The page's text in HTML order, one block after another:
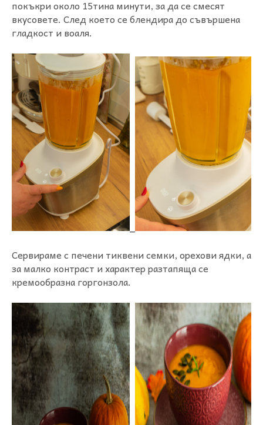
покъкри около 15тина минути, за да се смесят
вкусовете. След което се блендира до съвършена
гладкост и воаля.
Сервираме с печени тиквени семки, орехови ядки, а
за малко контраст и характер разтапяща се
кремообразна горгонзола.